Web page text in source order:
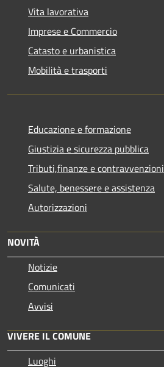
Vita lavorativa
Imprese e Commercio
Catasto e urbanistica
Mobilità e trasporti
Educazione e formazione
Giustizia e sicurezza pubblica
Tributi,finanze e contravvenzioni
Salute, benessere e assistenza
Autorizzazioni
NOVITÀ
Notizie
Comunicati
Avvisi
VIVERE IL COMUNE
Luoghi